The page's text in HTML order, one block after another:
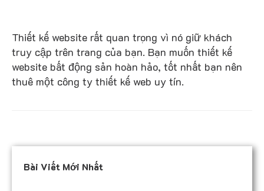
Thiết kế website rất quan trọng vì nó giữ khách
truy cập trên trang của bạn. Bạn muốn thiết kế
website bất động sản hoàn hảo, tốt nhất bạn nên
thuê một công ty thiết kế web uy tín.
Bài Viết Mới Nhất